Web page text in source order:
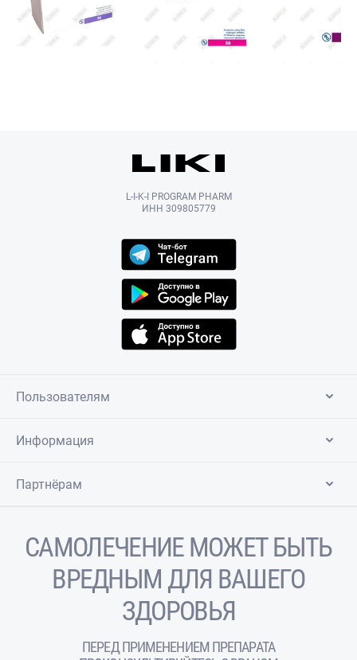
L-I-K-I PROGRAM PHARM
ИНН 309805779
Пользователям
Информация
Партнёрам
САМОЛЕЧЕНИЕ МОЖЕТ БЫТЬ
ВРЕДНЫМ ДЛЯ ВАШЕГО
ЗДОРОВЬЯ
ПЕРЕД ПРИМЕНЕНИЕМ ПРЕПАРАТА